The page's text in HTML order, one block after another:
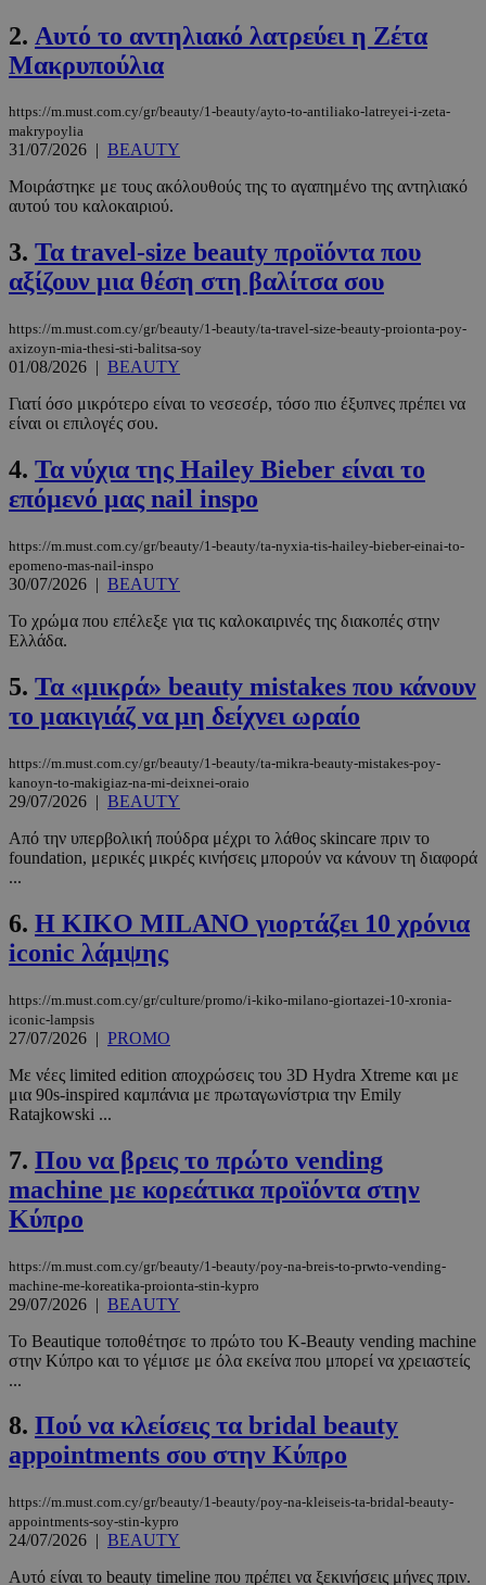
2. Αυτό το αντηλιακό λατρεύει η Ζέτα
Μακρυπούλια
https://m.must.com.cy/gr/beauty/1-beauty/ayto-to-antiliako-latreyei-i-zeta-
makrypoylia
31/07/2026 | BEAUTY
Μοιράστηκε με τους ακόλουθούς της το αγαπημένο της αντηλιακό
αυτού του καλοκαιριού.
3. Τα travel-size beauty προϊόντα που
αξίζουν μια θέση στη βαλίτσα σου
https://m.must.com.cy/gr/beauty/1-beauty/ta-travel-size-beauty-proionta-poy-
axizoyn-mia-thesi-sti-balitsa-soy
01/08/2026 | BEAUTY
Γιατί όσο μικρότερο είναι το νεσεσέρ, τόσο πιο έξυπνες πρέπει να
είναι οι επιλογές σου.
4. Τα νύχια της Hailey Bieber είναι το
επόμενό μας nail inspo
https://m.must.com.cy/gr/beauty/1-beauty/ta-nyxia-tis-hailey-bieber-einai-to-
epomeno-mas-nail-inspo
30/07/2026 | BEAUTY
Το χρώμα που επέλεξε για τις καλοκαιρινές της διακοπές στην
Ελλάδα.
5. Τα «μικρά» beauty mistakes που κάνουν
το μακιγιάζ να μη δείχνει ωραίο
https://m.must.com.cy/gr/beauty/1-beauty/ta-mikra-beauty-mistakes-poy-
kanoyn-to-makigiaz-na-mi-deixnei-oraio
29/07/2026 | BEAUTY
Από την υπερβολική πούδρα μέχρι το λάθος skincare πριν το
foundation, μερικές μικρές κινήσεις μπορούν να κάνουν τη διαφορά
...
6. Η KIKO MILANO γιορτάζει 10 χρόνια
iconic λάμψης
https://m.must.com.cy/gr/culture/promo/i-kiko-milano-giortazei-10-xronia-
iconic-lampsis
27/07/2026 | PROMO
Με νέες limited edition αποχρώσεις του 3D Hydra Xtreme και με
μια 90s-inspired καμπάνια με πρωταγωνίστρια την Emily
Ratajkowski ...
7. Που να βρεις το πρώτο vending
machine με κορεάτικα προϊόντα στην
Κύπρο
https://m.must.com.cy/gr/beauty/1-beauty/poy-na-breis-to-prwto-vending-
machine-me-koreatika-proionta-stin-kypro
29/07/2026 | BEAUTY
Το Beautique τοποθέτησε το πρώτο του K-Beauty vending machine
στην Κύπρο και το γέμισε με όλα εκείνα που μπορεί να χρειαστείς
...
8. Πού να κλείσεις τα bridal beauty
appointments σου στην Κύπρο
https://m.must.com.cy/gr/beauty/1-beauty/poy-na-kleiseis-ta-bridal-beauty-
appointments-soy-stin-kypro
24/07/2026 | BEAUTY
Αυτό είναι το beauty timeline που πρέπει να ξεκινήσεις μήνες πριν.